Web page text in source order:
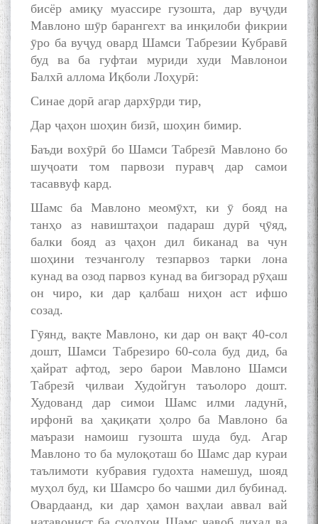
бисёр амиқу муассире гузошта, дар вуҷуди
Мавлоно шӯр барангехт ва инқилоби фикрии
ӯро ба вуҷуд овард Шамси Табрезии Кубравӣ
буд ва ба гуфтаи муриди худи Мавлонои
Балхӣ аллома Иқболи Лоҳурӣ:
Синае дорӣ агар дархӯрди тир,
Дар ҷаҳон шоҳин бизӣ, шоҳин бимир.
Баъди вохӯрӣ бо Шамси Табрезӣ Мавлоно бо
шуҷоати том парвози пуравҷ дар самои
тасаввуф кард.
Шамс ба Мавлоно меомӯхт, ки ӯ бояд на
танҳо аз навиштаҳои падараш дурӣ ҷӯяд,
балки бояд аз ҷаҳон дил биканад ва чун
шоҳини тезчанголу тезпарвоз тарки лона
кунад ва озод парвоз кунад ва бигзорад рӯҳаш
он чиро, ки дар қалбаш ниҳон аст ифшо
созад.
Гӯянд, вақте Мавлоно, ки дар он вақт 40-сол
дошт, Шамси Табрезиро 60-сола буд дид, ба
ҳайрат афтод, зеро барои Мавлоно Шамси
Табрезӣ ҷилваи Худойгун таъолоро дошт.
Худованд дар симои Шамс илми ладунӣ,
ирфонӣ ва ҳақиқати ҳолро ба Мавлоно ба
маърази намоиш гузошта шуда буд. Агар
Мавлоно то ба мулоқоташ бо Шамс дар кураи
таълимоти кубравия гудохта намешуд, шояд
муҳол буд, ки Шамсро бо чашми дил бубинад.
Овардаанд, ки дар ҳамон ваҳлаи аввал вай